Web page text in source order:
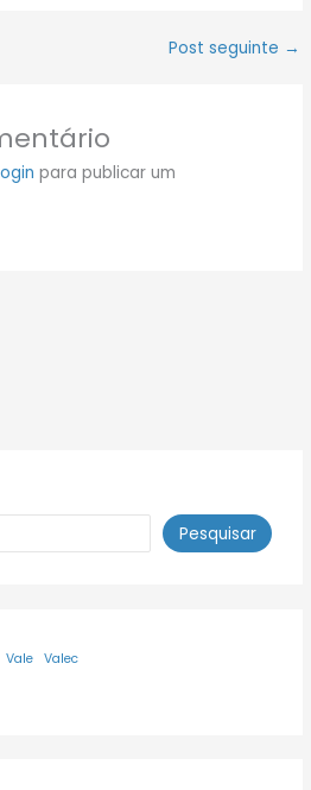
Post seguinte →
para publicar um
Pesquisar
Vale Valec